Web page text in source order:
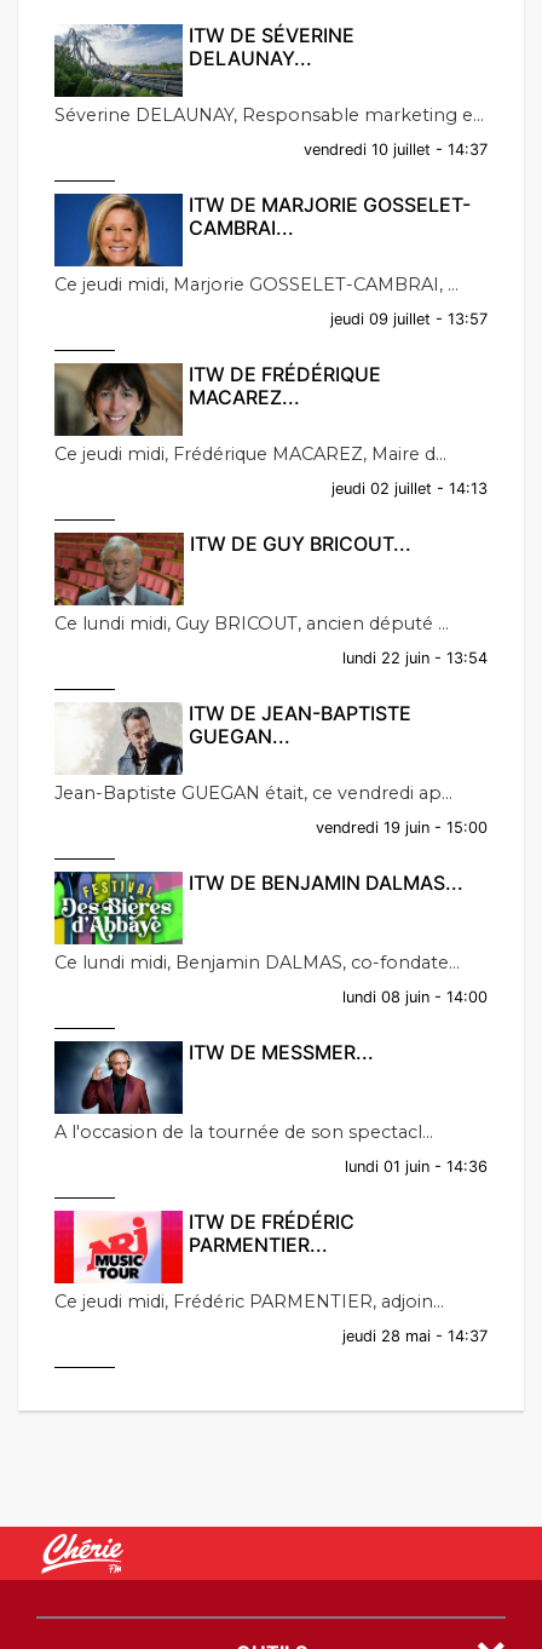
ITW DE SÉVERINE
DELAUNAY...
Séverine DELAUNAY, Responsable marketing e...
vendredi 10 juillet - 14:37
ITW DE MARJORIE GOSSELET-
CAMBRAI...
Ce jeudi midi, Marjorie GOSSELET-CAMBRAI, ...
jeudi 09 juillet - 13:57
ITW DE FRÉDÉRIQUE
MACAREZ...
Ce jeudi midi, Frédérique MACAREZ, Maire d...
jeudi 02 juillet - 14:13
ITW DE GUY BRICOUT...
Ce lundi midi, Guy BRICOUT, ancien député ...
lundi 22 juin - 13:54
ITW DE JEAN-BAPTISTE
GUEGAN...
Jean-Baptiste GUEGAN était, ce vendredi ap...
vendredi 19 juin - 15:00
ITW DE BENJAMIN DALMAS...
Ce lundi midi, Benjamin DALMAS, co-fondate...
lundi 08 juin - 14:00
ITW DE MESSMER...
A l'occasion de la tournée de son spectacl...
lundi 01 juin - 14:36
ITW DE FRÉDÉRIC
PARMENTIER...
Ce jeudi midi, Frédéric PARMENTIER, adjoin...
jeudi 28 mai - 14:37